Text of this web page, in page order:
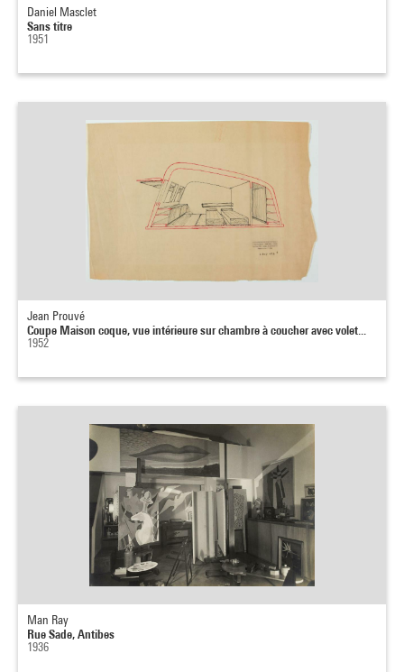
Daniel Masclet
Sans titre
1951
Jean Prouvé
Coupe Maison coque, vue intérieure sur chambre à coucher avec volet...
1952
Man Ray
Rue Sade, Antibes
1936